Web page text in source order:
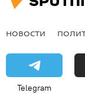
НОВОСТИ
Telegram